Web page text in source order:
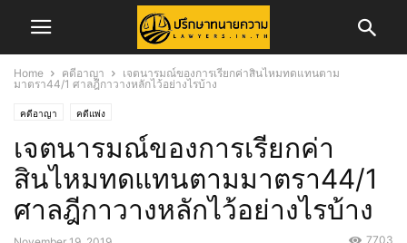
Home คดีอาญา
เจตนารมณ์ของการเรียกค่าสินไหมทดแทนตาม
มาตรา44/1 ศาลฎีกาวางหลักไว้อย่างไรบ้าง
คดีอาญา คดีแพ่ง
เจตนารมณ์ของการเรียกค่า
สินไหมทดแทนตามมาตรา44/1
ศาลฎีกาวางหลักไว้อย่างไรบ้าง
7703